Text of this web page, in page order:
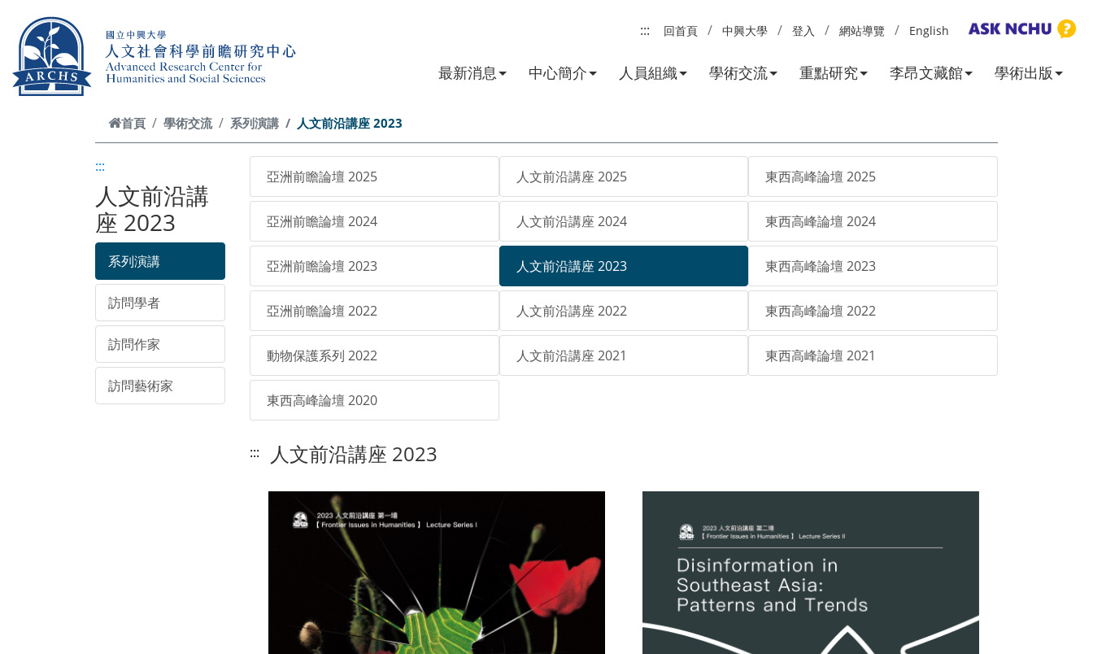
:::
回首頁 中興大學 登入 網站導覽 English
最新消息 中心簡介 人員組織 學術交流 重點研究 李昂文藏館 學術出版
首頁 學術交流 系列演講 人文前沿講座 2023
:::
人文前沿講
座 2023
系列演講
訪問學者
訪問作家
訪問藝術家
亞洲前瞻論壇 2025 人文前沿講座 2025 東西高峰論壇 2025
亞洲前瞻論壇 2024 人文前沿講座 2024 東西高峰論壇 2024
亞洲前瞻論壇 2023 人文前沿講座 2023 東西高峰論壇 2023
亞洲前瞻論壇 2022 人文前沿講座 2022 東西高峰論壇 2022
動物保護系列 2022 人文前沿講座 2021 東西高峰論壇 2021
東西高峰論壇 2020
::: 人文前沿講座 2023